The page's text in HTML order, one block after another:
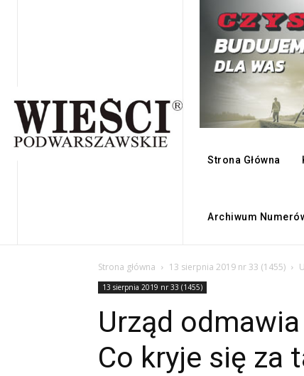
Strona Główna
Archiwum
Strona główna 13 sierpnia 2019 nr 33 (1455)
13 sierpnia 2019 nr 33 (1455)
Urząd
Co kryje się za